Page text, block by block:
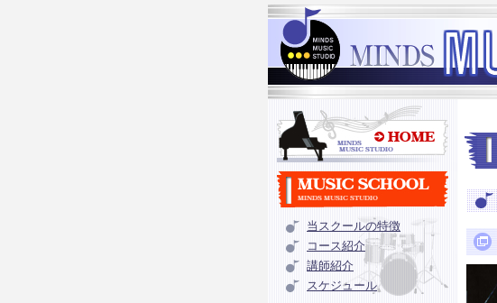
当スクールの特徴
コース紹介
講師紹介
スケジュール